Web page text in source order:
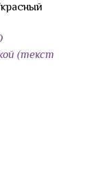
(текст